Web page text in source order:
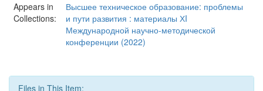
Appears in
Collections:
Высшее техническое образование: проблемы
и пути развития : материалы ХI
Международной научно-методической
конференции (2022)
Files in This Item: